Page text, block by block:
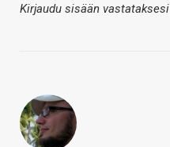
Kirjaudu sisään vastataksesi